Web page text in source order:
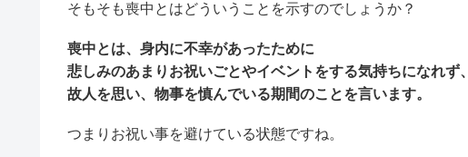
そもそも喪中とはどういうことを示すのでしょうか？
喪中とは、身内に不幸があったために
悲しみのあまりお祝いごとやイベントをする気持ちになれず、
故人を思い、物事を慎んでいる期間のことを言います。
つまりお祝い事を避けている状態ですね。